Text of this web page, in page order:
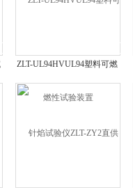
ZLT-UL94HVUL94塑料可燃
性试验装置